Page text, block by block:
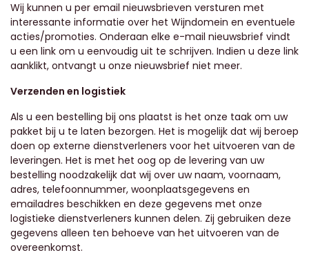
Wij kunnen u per email nieuwsbrieven versturen met
interessante informatie over het Wijndomein en eventuele
acties/promoties. Onderaan elke e-mail nieuwsbrief vindt
u een link om u eenvoudig uit te schrijven. Indien u deze link
aanklikt, ontvangt u onze nieuwsbrief niet meer.
Verzenden en logistiek
Als u een bestelling bij ons plaatst is het onze taak om uw
pakket bij u te laten bezorgen. Het is mogelijk dat wij beroep
doen op externe dienstverleners voor het uitvoeren van de
leveringen. Het is met het oog op de levering van uw
bestelling noodzakelijk dat wij over uw naam, voornaam,
adres, telefoonnummer, woonplaatsgegevens en
emailadres beschikken en deze gegevens met onze
logistieke dienstverleners kunnen delen. Zij gebruiken deze
gegevens alleen ten behoeve van het uitvoeren van de
overeenkomst.